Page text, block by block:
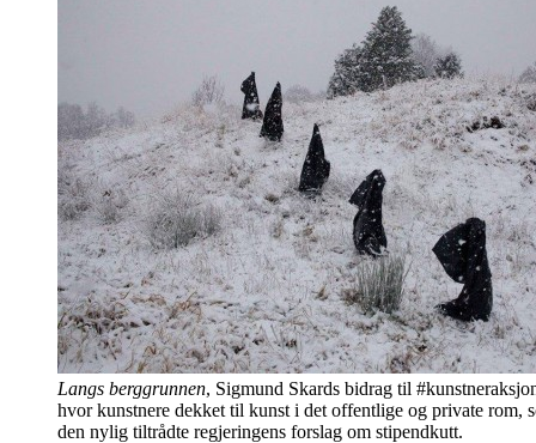
Langs berggrunnen, Sigmund Skards bidrag til
hvor kunstnere dekket til kunst i det offentlige og private rom,
den nylig tiltrådte regjeringens forslag om stipendkutt.